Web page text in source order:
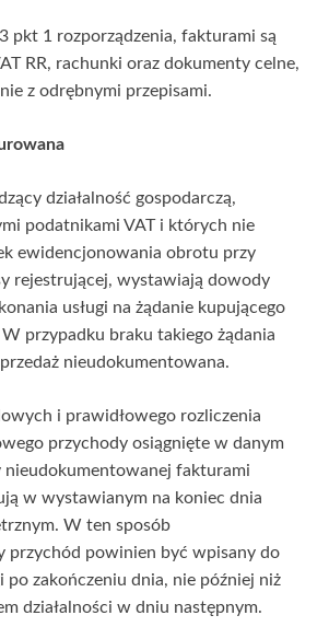
pkt 1 rozporządzenia, fakturami są
RR, rachunki oraz dokumenty celne,
z odrębnymi przepisami.
działalność gospodarczą,
podatnikami VAT i których nie
ewidencjonowania obrotu przy
rejestrującej, wystawiają dowody
usługi na żądanie kupującego
przypadku braku takiego żądania
nieudokumentowana.
i prawidłowego rozliczenia
przychody osiągnięte w danym
nieudokumentowanej fakturami
w wystawianym na koniec dnia
W ten sposób
przychód powinien być wpisany do
po zakończeniu dnia, nie później niż
działalności w dniu następnym.